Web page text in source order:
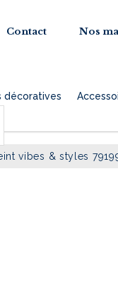
Contact Nos
décoratives
vibes & styles